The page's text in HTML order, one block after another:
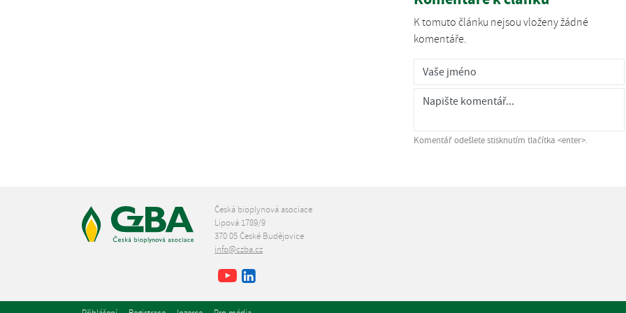
K tomuto článku nejsou vloženy žádné
komentáře.
Komentář odešlete stisknutím tlačítka <enter>.
Česká bioplynová asociace
Lipová 1789/9
370 05 České Budějovice
info@czba.cz
Facebook
Youtube